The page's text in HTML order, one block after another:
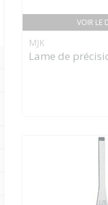
VOIR LE
MJK
Lame de